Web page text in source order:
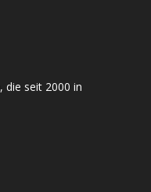
die seit 2000 in